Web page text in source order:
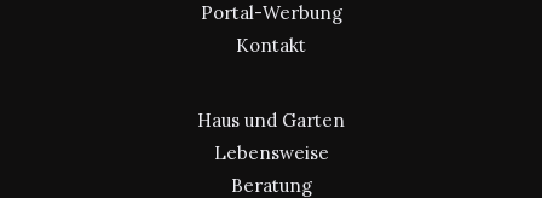
Portal-Werbung
Kontakt
Haus und Garten
Lebensweise
Beratung